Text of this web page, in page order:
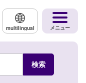
multilingual メニュー